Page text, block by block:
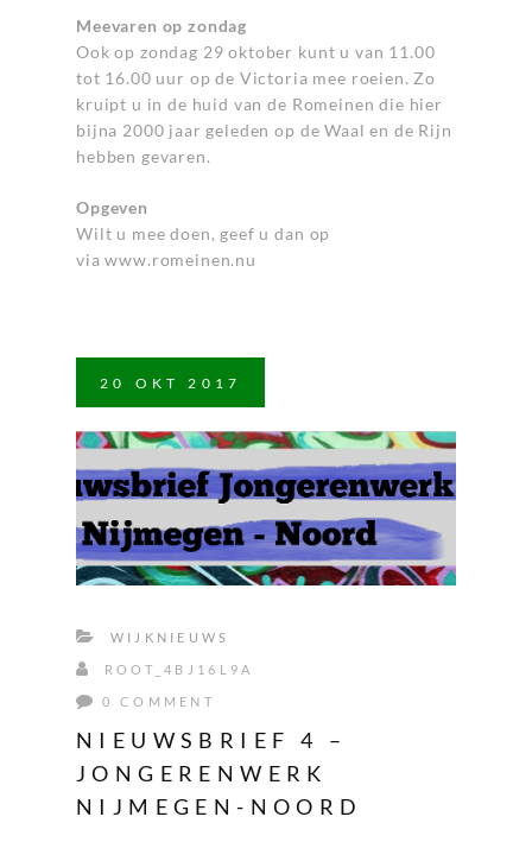
Meevaren op zondag
Ook op zondag 29 oktober kunt u van 11.00
tot 16.00 uur op de Victoria mee roeien. Zo
kruipt u in de huid van de Romeinen die hier
bijna 2000 jaar geleden op de Waal en de Rijn
hebben gevaren.
Opgeven
Wilt u mee doen, geef u dan op
viawww.romeinen.nu
20 OKT 2017
WIJKNIEUWS
ROOT_4BJ16L9A
0 COMMENT
NIEUWSBRIEF 4 –
JONGERENWERK
NIJMEGEN-NOORD